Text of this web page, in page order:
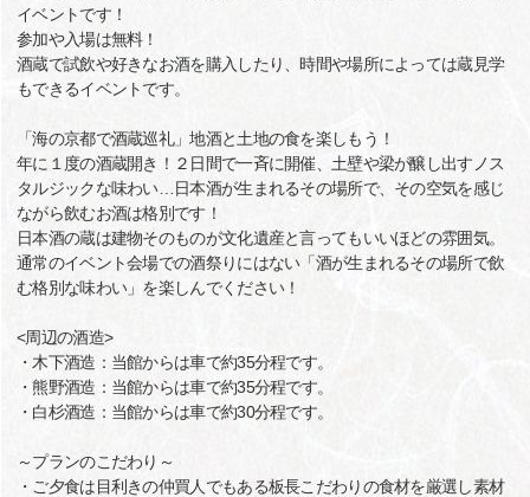
イベントです！
参加や入場は無料！
酒蔵で試飲や好きなお酒を購入したり、時間や場所によっては蔵見学
もできるイベントです。
「海の京都で酒蔵巡礼」地酒と土地の食を楽しもう！
年に１度の酒蔵開き！２日間で一斉に開催、土壁や梁が醸し出すノス
タルジックな味わい…日本酒が生まれるその場所で、その空気を感じ
ながら飲むお酒は格別です！
日本酒の蔵は建物そのものが文化遺産と言ってもいいほどの雰囲気。
通常のイベント会場での酒祭りにはない「酒が生まれるその場所で飲
む格別な味わい」を楽しんでください！
<周辺の酒造>
・木下酒造：当館からは車で約35分程です。
・熊野酒造：当館からは車で約35分程です。
・白杉酒造：当館からは車で約30分程です。
～プランのこだわり～
・ご夕食は目利きの仲買人でもある板長こだわりの食材を厳選し素材